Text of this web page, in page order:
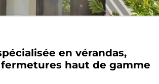
d'expositions
prix attractif, exceptionnel !
en vérandas,
haut de gamme